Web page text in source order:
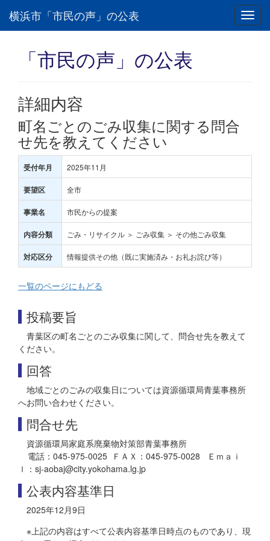
横浜市「市民の声」の公表
「市民の声」の公表
詳細内容
町名ごとのごみ収集に関する問合
せ先を教えてください
受付年月 2025年11月
要望区 全市
事業名 市民からの提案
内容分類 ごみ・リサイクル ＞ ごみ収集 ＞ その他ごみ収集
対応区分 情報提供その他（既に実施済み・お礼お詫び等）
一覧のページにもどる
投稿要旨
青葉区の町名ごとのごみ収集に関して、問合せ先を教えて
ください。
回答
地域ごとのごみの収集日については資源循環局青葉事務所
へお問い合わせください。
問合せ先
資源循環局家庭系廃棄物対策部青葉事務所
電話：045-975-0025 ＦＡＸ：045-975-0028 Ｅｍａｉ
ｌ：sj-aobaj@city.yokohama.lg.jp
公表内容基準日
2025年12月9日
※上記の内容はすべて公表内容基準日時点のものであり、現